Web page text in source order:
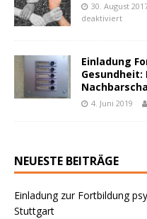
30. August
deaktiviert
Einladung
4. Juni 2019
NEUESTE BEITRÄGE
Einladung zur Fortbildung
Stuttgart